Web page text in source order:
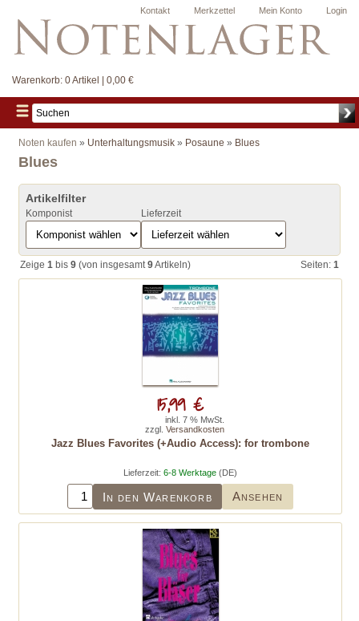
Login
Mein Konto
Merkzettel
Kontakt
Warenkorb: 0 Artikel | 0,00 €
Noten kaufen » Unterhaltungsmusik » Posaune » Blues
Blues
Artikelfilter
Komponist Lieferzeit
Zeige 1 bis 9 (von insgesamt9Artikeln) Seiten: 1
Jazz Blues Favorites (+Audio Access): for trombone
Lieferzeit: 6-8 Werktage (DE)
In den Warenkorb Ansehen
15,99 €
inkl. 7 % MwSt.
zzgl. Versandkosten